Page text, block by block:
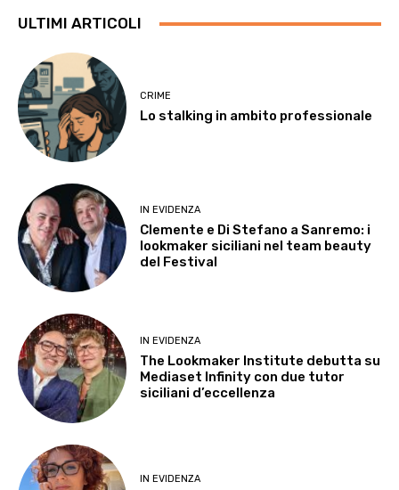
ULTIMI ARTICOLI
CRIME
Lo stalking in ambito professionale
IN EVIDENZA
Clemente e Di Stefano a Sanremo: i
lookmaker siciliani nel team beauty
del Festival
IN EVIDENZA
The Lookmaker Institute debutta su
Mediaset Infinity con due tutor
siciliani d’eccellenza
IN EVIDENZA